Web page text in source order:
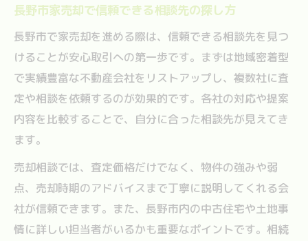
長野市家売却で信頼できる相談先の探し方
長野市で家売却を進める際は、信頼できる相談先を見つ
けることが安心取引への第一歩です。まずは地域密着型
で実績豊富な不動産会社をリストアップし、複数社に査
定や相談を依頼するのが効果的です。各社の対応や提案
内容を比較することで、自分に合った相談先が見えてき
ます。
売却相談では、査定価格だけでなく、物件の強みや弱
点、売却時期のアドバイスまで丁寧に説明してくれる会
社が信頼できます。また、長野市内の中古住宅や土地事
情に詳しい担当者がいるかも重要なポイントです。相続